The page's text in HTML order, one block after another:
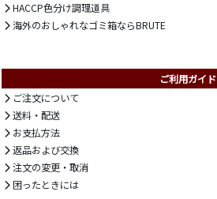
HACCP色分け調理道具
海外のおしゃれなゴミ箱ならBRUTE
ご利用ガイド
ご注文について
送料・配送
お支払方法
返品および交換
注文の変更・取消
困ったときには